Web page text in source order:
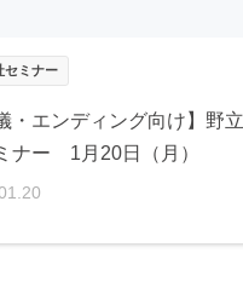
セミナー
・エンディング向け】野
ナー 1月20日（月）